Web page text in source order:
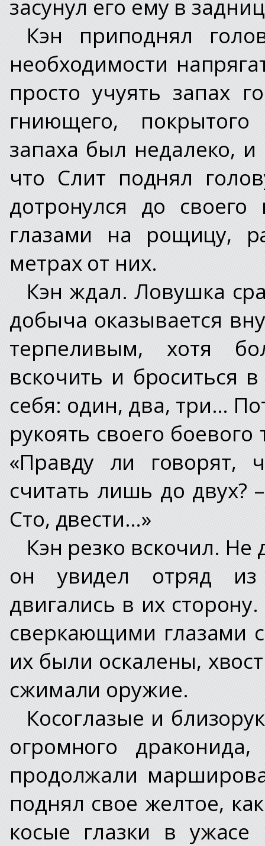
засунул его ему в
Кэн приподнял
необходимости
просто учуять запах
гниющего,
запаха был недалеко,
что Слит поднял
дотронулся до
глазами на рощицу,
метрах от них.
Кэн ждал. Ловушка
добыча оказывается
терпеливым, хотя
вскочить и броситься
себя: один, два, три…
рукоять своего
«Правду ли говорят,
считать лишь до двух?
Сто, двести…»
Кэн резко вскочил.
он увидел отряд из
двигались в их
сверкающими глазами
их были оскалены,
сжимали оружие.
Косоглазые и
огромного
продолжали
поднял свое желтое,
косые глазки в